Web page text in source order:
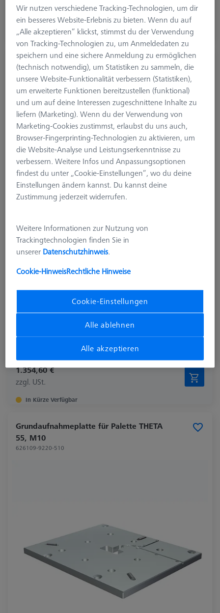
2.226,20 €
zzgl. USt.
Auf Bestellung hergestellt
Grundaufnahmeplatte für Palette THETA
55, M12
626109-9220-512
Palettenaufnahme
Befestigen
1.354,60 €
zzgl. USt.
In Kürze Verfügbar
Grundaufnahmeplatte für Palette THETA
55, M10
626109-9220-510
Wir nutzen verschiedene Tracking-Technologien, um dir
ein besseres Website-Erlebnis zu bieten. Wenn du auf
„Alle akzeptieren“ klickst, stimmst du der Verwendung
von Tracking-Technologien zu, um Anmeldedaten zu
speichern und eine sichere Anmeldung zu ermöglichen
(technisch notwendig), um Statistiken zu sammeln, die
unsere Website-Funktionalität verbessern (Statistiken),
um erweiterte Funktionen bereitzustellen (funktional)
und um auf deine Interessen zugeschnittene Inhalte zu
liefern (Marketing). Wenn du der Verwendung von
Marketing-Cookies zustimmst, erlaubst du uns auch,
Browser-Fingerprinting-Technologien zu aktivieren, um
die Website-Analyse und Leistungserkenntnisse zu
verbessern. Weitere Infos und Anpassungsoptionen
findest du unter „Cookie-Einstellungen“, wo du deine
Einstellungen ändern kannst. Du kannst deine
Zustimmung jederzeit widerrufen.
Weitere Informationen zur Nutzung von
Trackingtechnologien finden Sie in
unserer Datenschutzhinweis.
Cookie-HinweisRechtliche Hinweise
Cookie-Einstellungen
Alle ablehnen
Alle akzeptieren